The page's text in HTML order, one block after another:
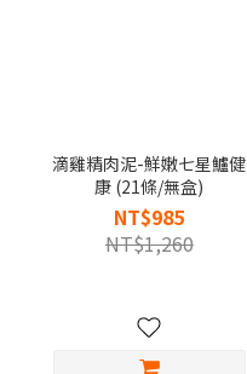
滴雞精肉泥-鮮嫩七星鱸健
康 (21條/無盒)
NT$985
NT$1,260